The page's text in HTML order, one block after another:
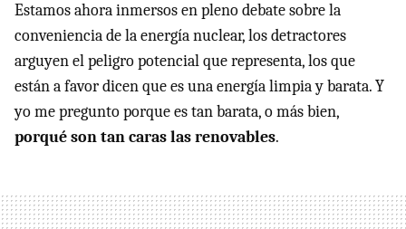
Estamos ahora inmersos en pleno debate sobre la
conveniencia de la energía nuclear, los detractores
arguyen el peligro potencial que representa, los que
están a favor dicen que es una energía limpia y barata. Y
yo me pregunto porque es tan barata, o más bien,
porqué son tan caras las renovables.